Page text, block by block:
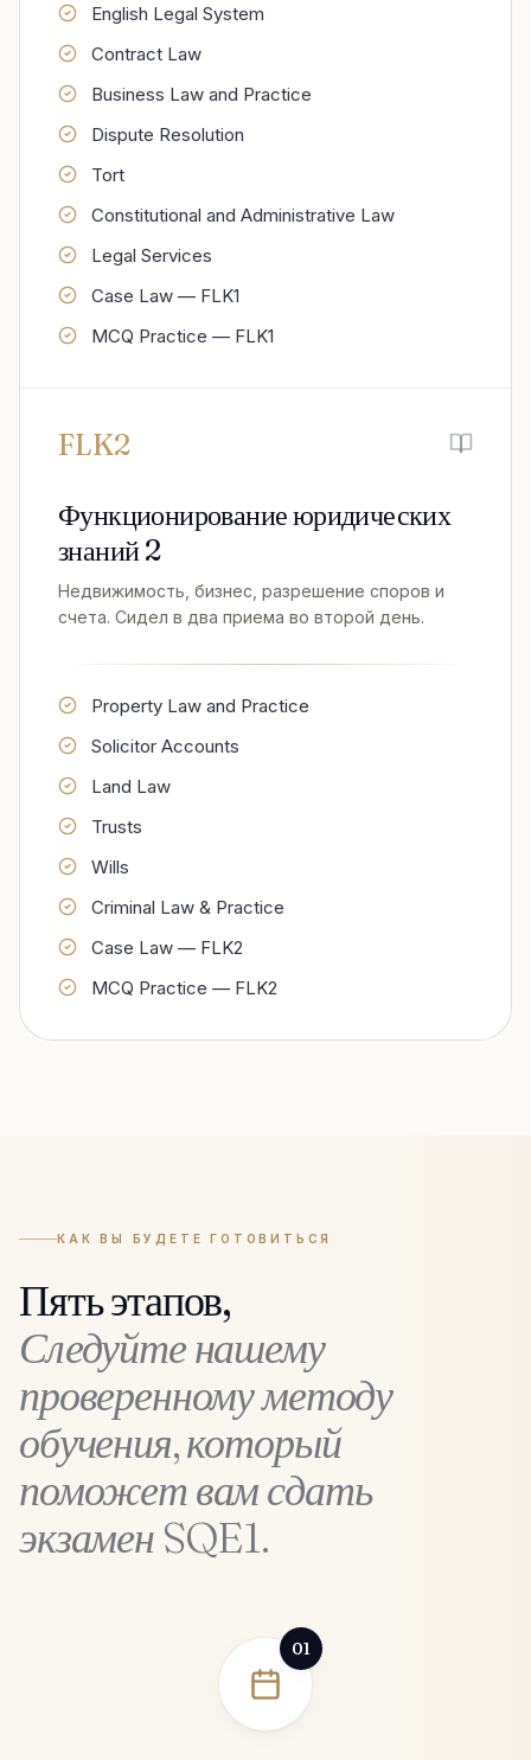
English Legal System
Contract Law
Business Law and Practice
Dispute Resolution
Tort
Constitutional and Administrative Law
Legal Services
Case Law — FLK1
MCQ Practice — FLK1
FLK2
Функционирование юридических
знаний 2
Недвижимость, бизнес, разрешение споров и
счета. Сидел в два приема во второй день.
Property Law and Practice
Solicitor Accounts
Land Law
Trusts
Wills
Criminal Law & Practice
Case Law — FLK2
MCQ Practice — FLK2
КАК ВЫ БУДЕТЕ ГОТОВИТЬСЯ
Пять этапов,
Следуйте нашему
проверенному методу
обучения, который
поможет вам сдать
экзамен SQE1.
01